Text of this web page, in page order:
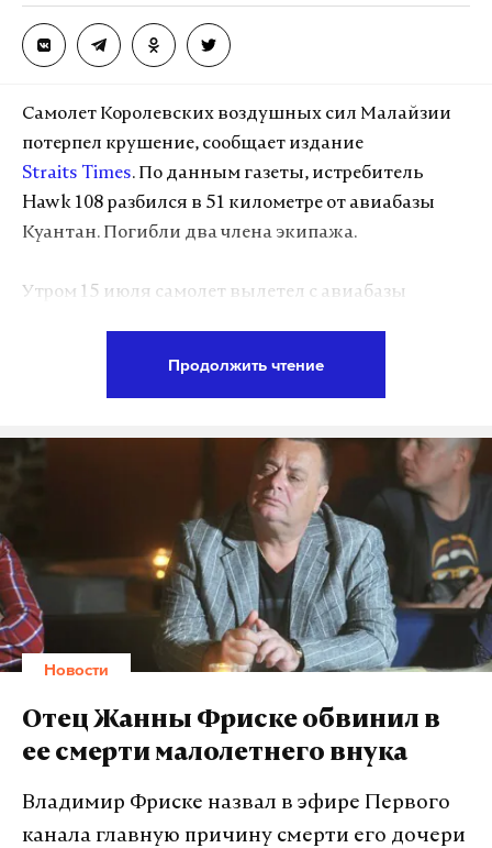
Макс
VK
Фото: © GLOBAL LOOK press/Silvia Lore
Самолет Королевских воздушных сил Малайзии
потерпел крушение, сообщает издание
Straits Times. По данным газеты, истребитель
Hawk 108 разбился в 51 километре от авиабазы
Куантан. Погибли два члена экипажа.
Утром 15 июля самолет вылетел с авиабазы
тренировочный самолет, разработанный
британцами специально для экспорта в
Подпишитесь на Daily Storm в MAX. Он
работает там, где тормозит интернет.
А еще мы есть вTelegram,ДзениVK
Дзен VK
Фото: © wikimedia.org
Продолжить чтение
Новости
Отец Жанны Фриске обвинил в
ее смерти малолетнего внука
Владимир Фриске назвал в эфире Первого
канала главную причину смерти его дочери